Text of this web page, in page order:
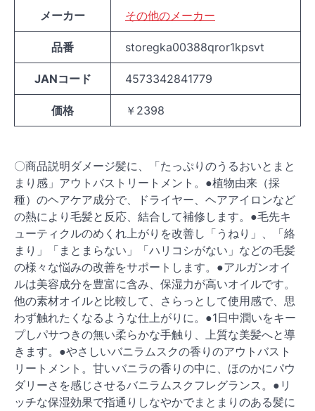
メーカー その他のメーカー
品番 storegka00388qror1kpsvt
JANコード 4573342841779
価格 ￥2398
〇商品説明ダメージ髪に、「たっぷりのうるおいとまと
まり感」アウトバストリートメント。●植物由来（採
種）のヘアケア成分で、ドライヤー、ヘアアイロンなど
の熱により毛髪と反応、結合して補修します。●毛先キ
ューティクルのめくれ上がりを改善し「うねり」、「絡
まり」「まとまらない」「ハリコシがない」などの毛髪
の様々な悩みの改善をサポートします。●アルガンオイ
ルは美容成分を豊富に含み、保湿力が高いオイルです。
他の素材オイルと比較して、さらっとして使用感で、思
わず触れたくなるような仕上がりに。●1日中潤いをキー
プしパサつきの無い柔らかな手触り、上質な美髪へと導
きます。●やさしいバニラムスクの香りのアウトバスト
リートメント。甘いバニラの香りの中に、ほのかにパウ
ダリーさを感じさせるバニラムスクフレグランス。●リ
ッチな保湿効果で指通りしなやかでまとまりのある髪に